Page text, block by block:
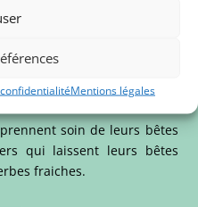
Mentions légales
et qualité
soin de leurs bêtes
qui laissent leurs bêtes
fraiches.